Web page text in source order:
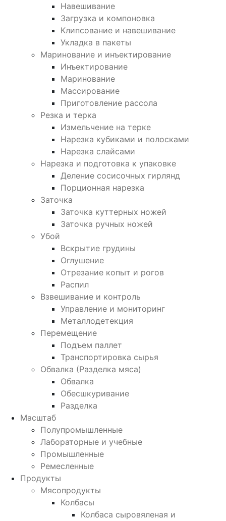
Навешивание
Загрузка и компоновка
Клипсование и навешивание
Укладка в пакеты
Маринование и инъектирование
Инъектирование
Маринование
Массирование
Приготовление рассола
Резка и терка
Измельчение на терке
Нарезка кубиками и полосками
Нарезка слайсами
Нарезка и подготовка к упаковке
Деление сосисочных гирлянд
Порционная нарезка
Заточка
Заточка куттерных ножей
Заточка ручных ножей
Убой
Вскрытие грудины
Оглушение
Отрезание копыт и рогов
Распил
Взвешивание и контроль
Управление и мониторинг
Металлодетекция
Перемещение
Подъем паллет
Транспортировка сырья
Обвалка (Разделка мяса)
Обвалка
Обесшкуривание
Разделка
Масштаб
Полупромышленные
Лабораторные и учебные
Промышленные
Ремесленные
Продукты
Мясопродукты
Колбасы
Колбаса сыровяленая и